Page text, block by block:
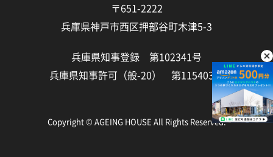
兵庫県知事登録 第102341号
兵庫県知事許可（般-20） 第115403号
〒651-2222
兵庫県神戸市西区押部谷町木津5-3
Copyright © AGEING HOUSE All Rights Reserved.